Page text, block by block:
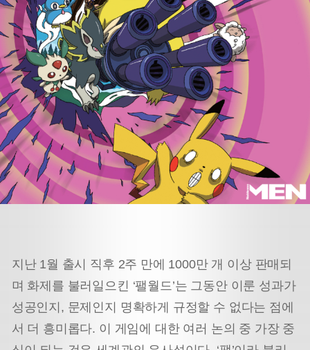
지난 1월 출시 직후 2주 만에 1000만 개 이상 판매되
며 화제를 불러일으킨 ‘팰월드’는 그동안 이룬 성과가
성공인지, 문제인지 명확하게 규정할 수 없다는 점에
서 더 흥미롭다. 이 게임에 대한 여러 논의 중 가장 중